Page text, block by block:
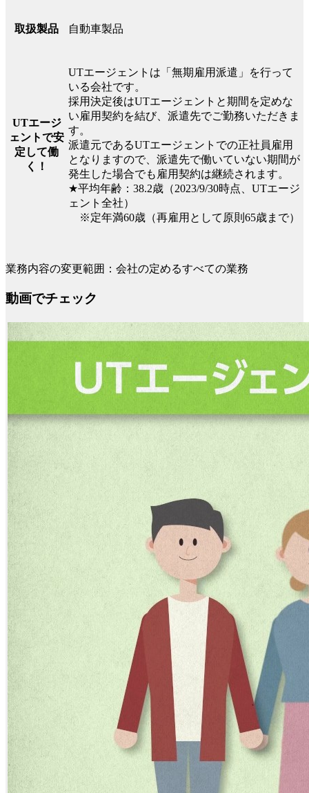
取扱製品 自動車製品
UTエージ
ェントで安
定して働
く！
UTエージェントは「無期雇用派遣」を行って
いる会社です。
採用決定後はUTエージェントと期間を定めな
い雇用契約を結び、派遣先でご勤務いただきま
す。
派遣元であるUTエージェントでの正社員雇用
となりますので、派遣先で働いていない期間が
発生した場合でも雇用契約は継続されます。
★平均年齢：38.2歳（2023/9/30時点、UTエージ
ェント全社）
※定年満60歳（再雇用として原則65歳まで）
業務内容の変更範囲：会社の定めるすべての業務
動画でチェック